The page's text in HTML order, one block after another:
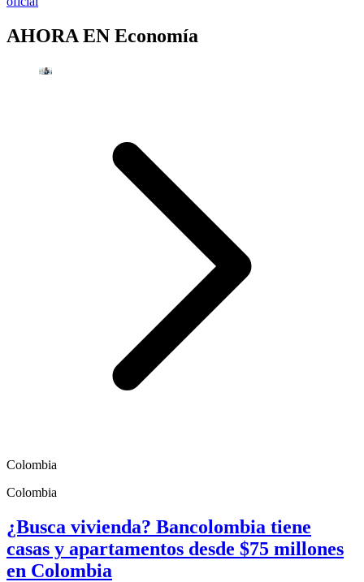
AHORA EN Economía
Colombia
Colombia
¿Busca vivienda? Bancolombia tiene
casas y apartamentos desde $75 millones
en Colombia